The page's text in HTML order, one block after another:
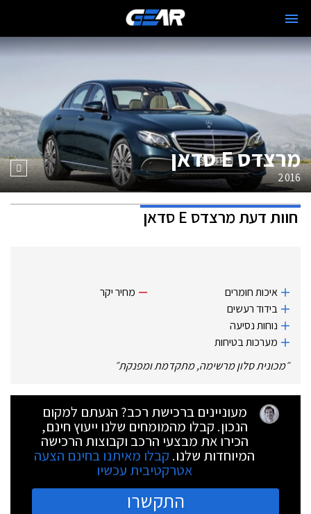
מרצדס E סדאן
2016
חוות דעתמרצדס E סדאן
איכות חומרים
בידוד רעשים
נוחות נסיעה
מערכות בטיחות
מחיר יקר
״מכונית סלון מרשימה, מתקדמת ומפנקת״
מעוניינים ברכישת רכב? הגעתם למקום
הנכון. קבלו מהמומחים שלנו ייעוץ חינם,
הכירו את מבצעי הרכב וקבוצות הרכישה
המיוחדות שלנו. קבלו מאיתנו בחינם הצעה
אטרקטיבית עכשיו
התקשרו